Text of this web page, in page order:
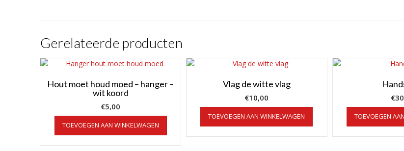
Gerelateerde producten
Hout moet houd moed – hanger –
wit koord
€5,00
TOEVOEGEN AAN WINKELWAGEN
Vlag de witte vlag
€10,00
TOEVOEGEN AAN WINKELWAGEN
€
TOEVOEGEN